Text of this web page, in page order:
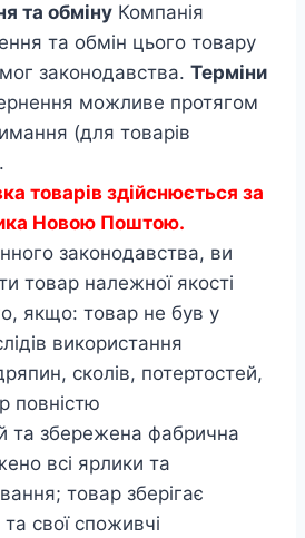
та обміну Компанія
та обмін цього товару
законодавства. Терміни
можливе протягом
(для товарів
товарів здійснюється за
Новою Поштою.
законодавства, ви
товар належної якості
якщо: товар не був у
використання
сколів, потертостей,
повністю
та збережена фабрична
всі ярлики та
товар зберігає
свої споживчі